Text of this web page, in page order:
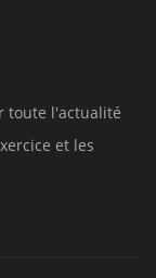
toute l'actualité
et les